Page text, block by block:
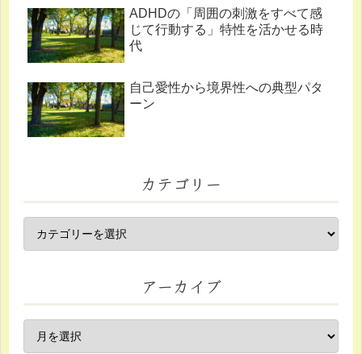
ADHDの「周囲の刺激をすべて感
じて行動する」特性を活かせる時
代
自己愛性から境界性への典型パタ
ーン
カテゴリー
アーカイブ